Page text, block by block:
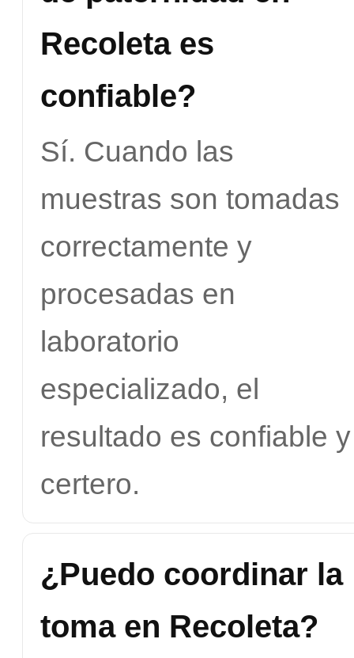
Recoleta es
confiable?
Sí. Cuando las
muestras son tomadas
correctamente y
procesadas en
laboratorio
especializado, el
resultado es confiable y
certero.
¿Puedo coordinar la
toma en Recoleta?